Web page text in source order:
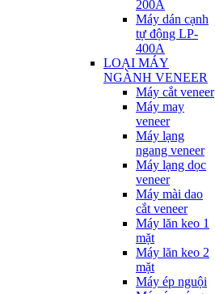
200A
Máy dán cạnh
tự động LP-
400A
LOẠI MÁY
NGÀNH VENEER
Máy cắt veneer
Máy may
veneer
Máy lạng
ngang veneer
Máy lạng dọc
veneer
Máy mài dao
cắt veneer
Máy lăn keo 1
mặt
Máy lăn keo 2
mặt
Máy ép nguội